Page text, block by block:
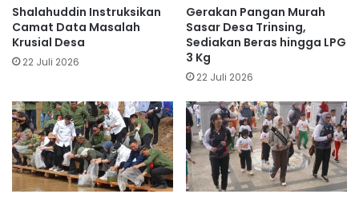
Shalahuddin Instruksikan
Camat Data Masalah
Krusial Desa
22 Juli 2026
Gerakan Pangan Murah
Sasar Desa Trinsing,
Sediakan Beras hingga LPG
3 Kg
22 Juli 2026